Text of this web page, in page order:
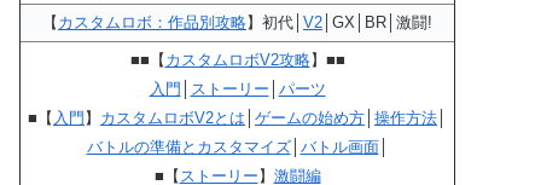
【 カスタムロボ：作品別攻略】初代│ V2 │GX│BR│激闘!
■■【 カスタムロボV2攻略】■■
入門
ストーリー パーツ
■【 入門 】 カスタムロボV2とは ゲームの始め方 操作方法
バトルの準備とカスタマイズ│ バトル画面│
■【 ストーリー 】 激闘編